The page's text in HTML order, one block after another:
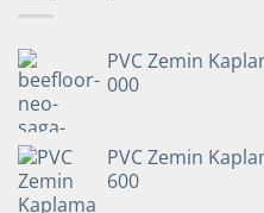
PVC Zemin
000
PVC Zemin
600